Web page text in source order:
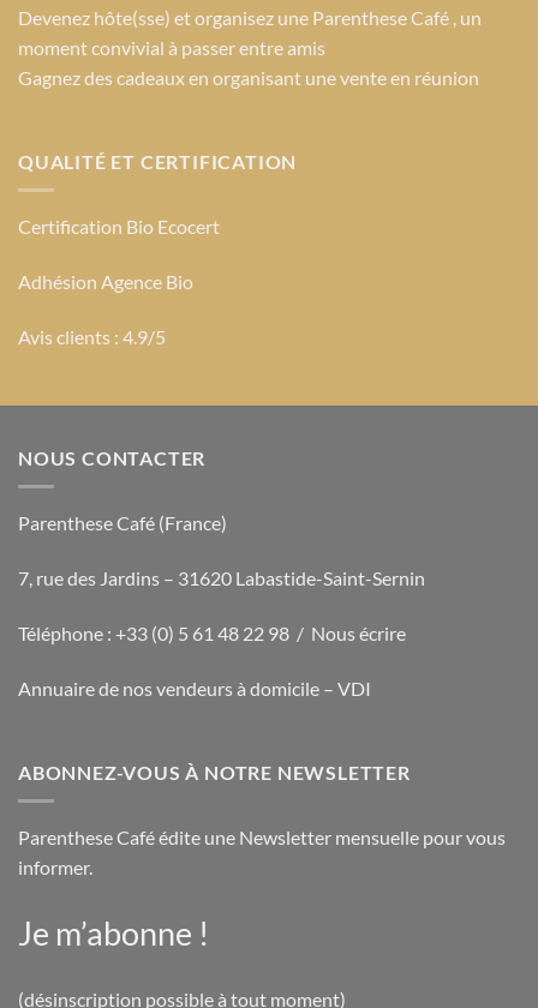
Devenez hôte(sse) et organisez une Parenthese Café , un
moment convivial à passer entre amis
Gagnez des cadeaux en organisant une vente en réunion
QUALITÉ ET CERTIFICATION
Certification Bio Ecocert
Adhésion Agence Bio
Avis clients : 4.9/5
NOUS CONTACTER
Parenthese Café (France)
7, rue des Jardins – 31620 Labastide-Saint-Sernin
Téléphone : +33 (0) 5 61 48 22 98 / Nous écrire
Annuaire de nos vendeurs à domicile – VDI
ABONNEZ-VOUS À NOTRE NEWSLETTER
Parenthese Café édite une Newsletter mensuelle pour vous
informer.
Je m’abonne !
(désinscription possible à tout moment)